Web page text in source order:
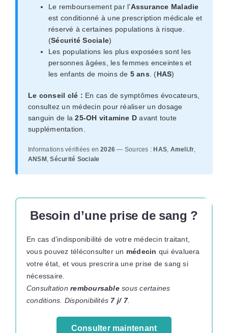
Le remboursement par l’Assurance Maladie
est conditionné à une prescription médicale et
réservé à certaines populations à risque.
(Sécurité Sociale)
Les populations les plus exposées sont les
personnes âgées, les femmes enceintes et
les enfants de moins de 5 ans . (HAS)
Le conseil clé : En cas de symptômes évocateurs,
consultez un médecin pour réaliser un dosage
sanguin de la25-OH vitamine D avant toute
supplémentation.
Informations vérifiées en2026 — Sources : HAS, Ameli.fr,
ANSM ,Sécurité Sociale
Besoin d’une prise de sang ?
En cas d’indisponibilité de votre médecin traitant,
vous pouvez téléconsulter un médecin qui évaluera
votre état, et vous prescrira une prise de sang si
nécessaire.
Consultationremboursablesous certaines
conditions. Disponibilités 7 j/ 7.
Consulter maintenant